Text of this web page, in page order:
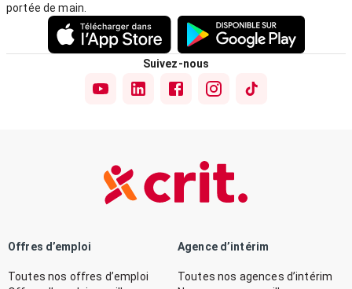
portée de main.
Suivez-nous
Offres d’emploi
Toutes nos offres d’emploi
Agence d’intérim
Toutes nos agences d’intérim